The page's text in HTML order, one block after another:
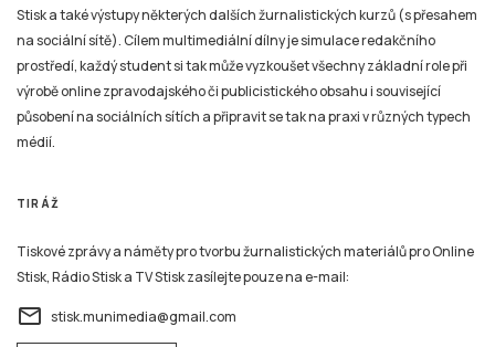
Stisk a také výstupy některých dalších žurnalistických kurzů (s přesahem
na sociální sítě). Cílem multimediální dílny je simulace redakčního
prostředí, každý student si tak může vyzkoušet všechny základní role při
výrobě online zpravodajského či publicistického obsahu i související
působení na sociálních sítích a připravit se tak na praxi v různých typech
médií.
TIRÁŽ
Tiskové zprávy a náměty pro tvorbu žurnalistických materiálů pro Online
Stisk, Rádio Stisk a TV Stisk zasílejte pouze na e-mail:
email stisk.munimedia@gmail.com